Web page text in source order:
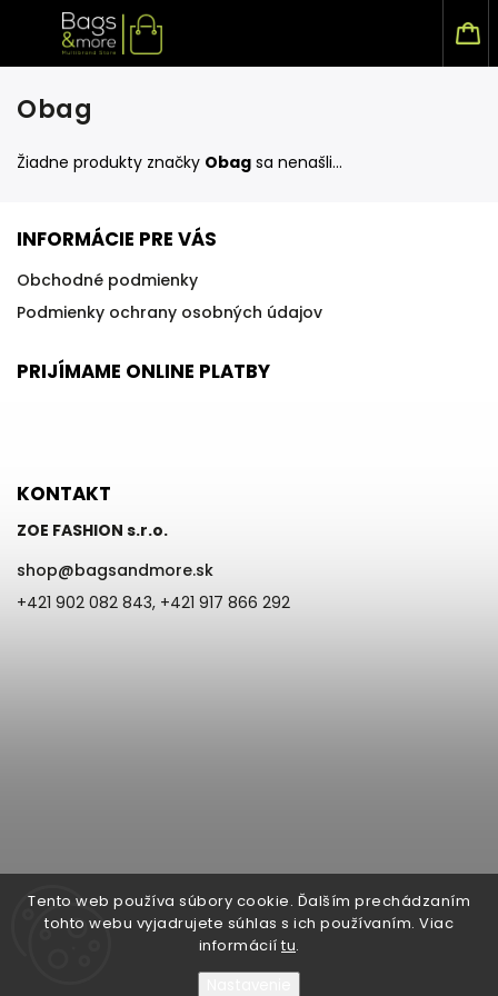
Tento web používa súbory cookie. Ďalším prechádzaním
tohto webu vyjadrujete súhlas s ich používaním. Viac
informácií tu.
Obag
Žiadne produkty značky Obag sa nenašli...
INFORMÁCIE PRE VÁS
Obchodné podmienky
Podmienky ochrany osobných údajov
PRIJÍMAME ONLINE PLATBY
KONTAKT
ZOE FASHION s.r.o.
shop@bagsandmore.sk
+421 902 082 843, +421 917 866 292